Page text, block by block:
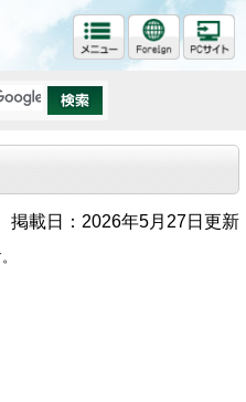
掲載日：2026年5月27日更新